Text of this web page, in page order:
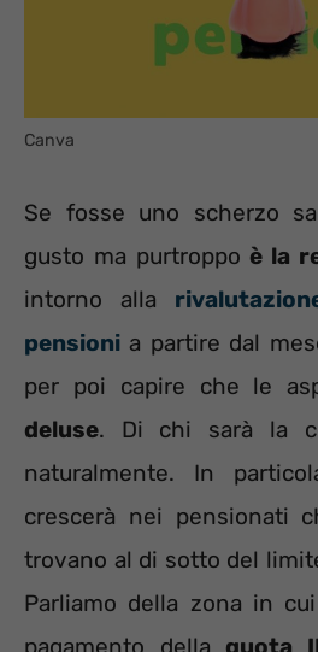
Canva
Se fosse uno scherzo
gusto ma purtroppo è la
intorno alla
pensioni a partire dal
per poi capire che le
deluse. Di chi sarà la
naturalmente. In
crescerà nei pensionati
trovano al di sotto del
Parliamo della zona in
pagamento della quota